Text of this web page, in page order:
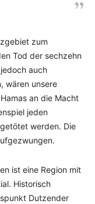
zum
Tod der sechzehn
auch
wären unsere
an die Macht
jeden
werden. Die
ist eine Region mit
Historisch
Dutzender